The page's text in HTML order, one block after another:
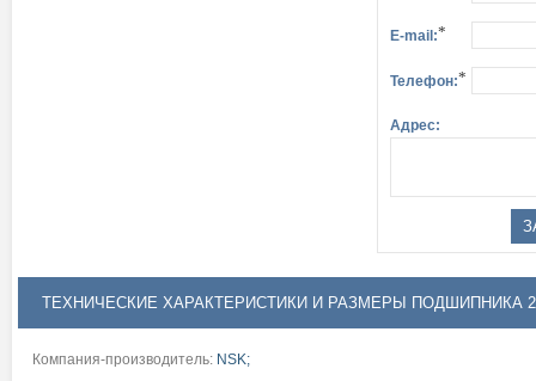
E-mail:*
Телефон:*
Адрес:
ТЕХНИЧЕСКИЕ ХАРАКТЕРИСТИКИ И РАЗМЕРЫ ПОДШИПНИКА
Компания-производитель: NSK;